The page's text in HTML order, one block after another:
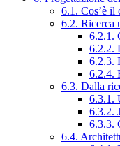
6.1. Cos’è il
6.2. Ricerca
6.2.1.
6.2.2.
6.2.3.
6.2.4.
6.3. Dalla
6.3.1.
6.3.2.
6.3.3.
6.4.